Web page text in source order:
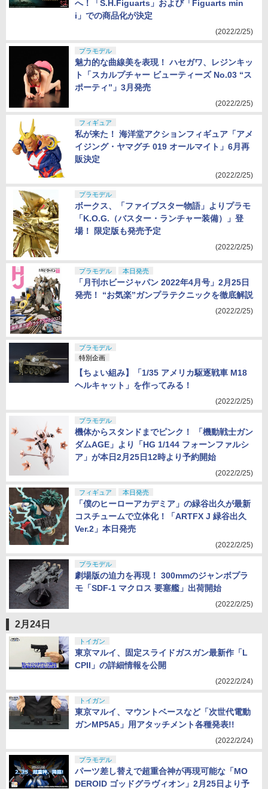
へ！「S.H.Figuarts」および「Figuarts min
i」での商品化が決定
(2022/2/25)
プラモデル
魅力的な曲線美を表現！ ハセガワ、レジンキッ
ト「スカルプチャー ビューティーズ No.03 “ス
ポーティ”」3月発売
(2022/2/25)
フィギュア
私が来た！ 海洋堂アクションフィギュア「アメ
イジング・ヤマグチ 019 オールマイト」6月再
販決定
(2022/2/25)
プラモデル
ボークス、「ファイブスター物語」よりプラモ
「K.O.G.（バスター・ランチャー装備）」登
場！ 限定版も発売予定
(2022/2/25)
プラモデル 本日発売
「月刊ホビージャパン 2022年4月号」2月25日
発売！ “お気楽”ガンプラテクニックを徹底解説
(2022/2/25)
プラモデル
特別企画
【ちょい組み】「1/35 アメリカ駆逐戦車 M18
ヘルキャット」を作ってみる！
(2022/2/25)
プラモデル
機体からスタンドまでピンク！ 「機動戦士ガン
ダムAGE」より「HG 1/144 フォーンファルシ
ア」が本日2月25日12時より予約開始
(2022/2/25)
フィギュア 本日発売
「僕のヒーローアカデミア」の緑谷出久が最新
コスチュームで立体化！「ARTFX J 緑谷出久
Ver.2」本日発売
(2022/2/25)
プラモデル
劇場版の迫力を再現！ 300mmのジャンボプラ
モ「SDF-1 マクロス 要塞艦」出荷開始
(2022/2/25)
2月24日
トイガン
東京マルイ、固定スライドガスガン最新作「L
CPII」の詳細情報を公開
(2022/2/24)
トイガン
東京マルイ、マウントベースなど「次世代電動
ガンMP5A5」用アタッチメント各種発表!!
(2022/2/24)
プラモデル
パーツ差し替えで超重合神が再現可能な「MO
DEROID ゴッドグラヴィオン」2月25日より予